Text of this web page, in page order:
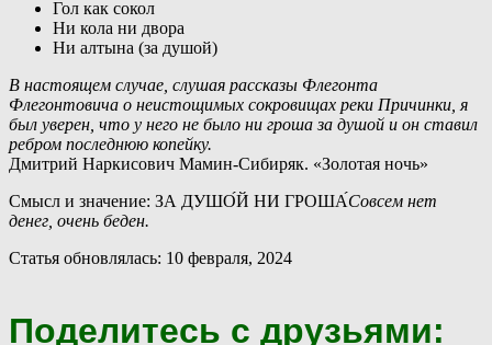
Гол как сокол
Ни кола ни двора
Ни алтына (за душой)
В настоящем случае, слушая рассказы Флегонта
Флегонтовича о неистощимых сокровищах реки Причинки, я
был уверен, что у него не было ни гроша за душой и он ставил
ребром последнюю копейку.
Дмитрий Наркисович Мамин-Сибиряк. «Золотая ночь»
Смысл и значение: ЗА ДУШО́Й НИ ГРОША́Совсем нет
денег, очень беден.
Статья обновлялась: 10 февраля, 2024
Поделитесь с друзьями: